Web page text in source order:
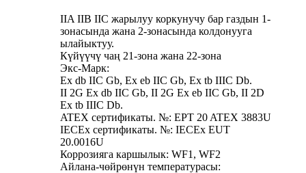
IIA IIB IIC жарылуу коркунучу бар газдын 1-
зонасында жана 2-зонасында колдонууга
ылайыктуу.
Күйүүчү чаң 21-зона жана 22-зона
Экс-Марк:
Ex db IIC Gb, Ex eb IIC Gb, Ex tb IIIC Db.
II 2G Ex db IIC Gb, II 2G Ex eb IIC Gb, II 2D
Ex tb IIIC Db.
ATEX сертификаты. №: EPT 20 ATEX 3883U
IECEx сертификаты. №: IECEx EUT
20.0016U
Коррозияга каршылык: WF1, WF2
Айлана-чөйрөнүн температурасы: